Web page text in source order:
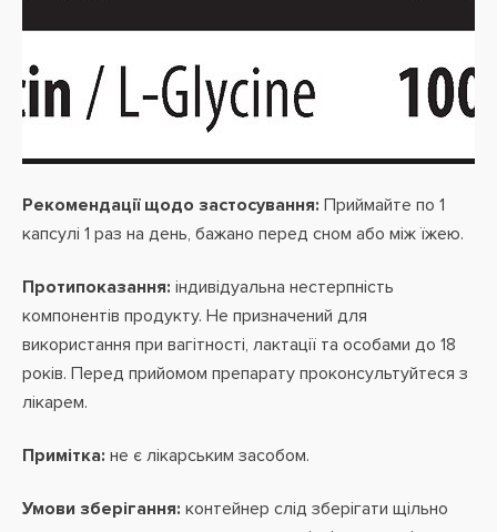
Рекомендації щодо застосування: Приймайте по 1
капсулі 1 раз на день, бажано перед сном або між їжею.
Протипоказання: індивідуальна нестерпність
компонентів продукту. Не призначений для
використання при вагітності, лактації та особами до 18
років. Перед прийомом препарату проконсультуйтеся з
лікарем.
Примітка: не є лікарським засобом.
Умови зберігання: контейнер слід зберігати щільно